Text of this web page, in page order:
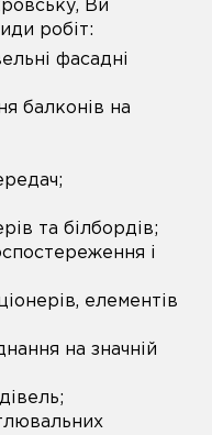
Ви
робіт:
фасадні
балконів на
та білбордів;
і
елементів
на значній